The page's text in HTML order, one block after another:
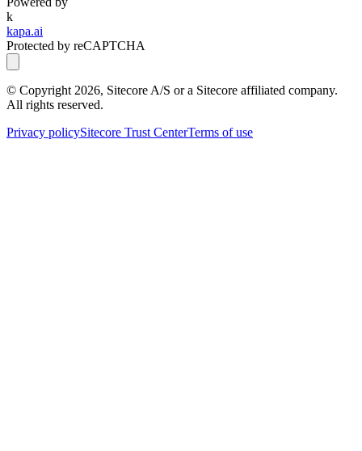
k
kapa.ai
Protected by reCAPTCHA
© Copyright 2026, Sitecore A/S or a Sitecore affiliated company.
All rights reserved.
Privacy policySitecore Trust CenterTerms of use